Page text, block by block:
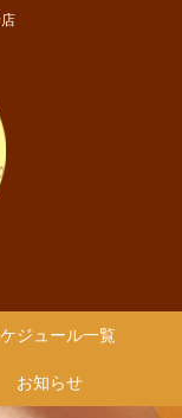
ジュール一覧
お知らせ